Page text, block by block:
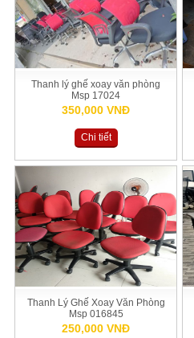
Thanh lý ghế xoay văn phòng
Msp 17024
350,000 VNĐ
Chi tiết
Thanh Lý Ghế Xoay Văn Phòng
Msp 016845
250,000 VNĐ